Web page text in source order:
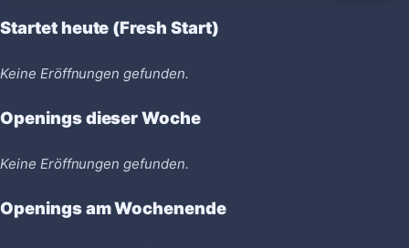
Startet heute (Fresh Start)
Keine Eröffnungen gefunden.
Openings dieser Woche
Keine Eröffnungen gefunden.
Openings am Wochenende